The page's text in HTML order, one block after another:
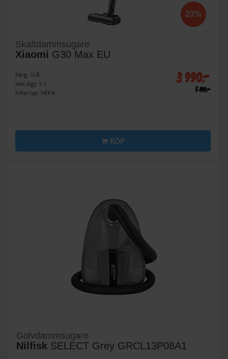
23%
Skaftdammsugare
Xiaomi G30 Max EU
Färg: Grå
Vikt (kg): 5.1
Filtertyp: HEPA
3 990:-
5 190:-
KÖP
Golvdammsugare
Nilfisk SELECT Grey GRCL13P08A1